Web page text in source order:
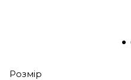
Розмір